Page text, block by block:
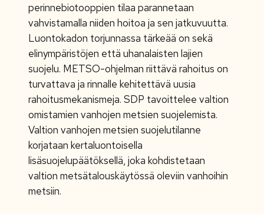
perinnebiotooppien tilaa parannetaan
vahvistamalla niiden hoitoa ja sen jatkuvuutta.
Luontokadon torjunnassa tärkeää on sekä
elinympäristöjen että uhanalaisten lajien
suojelu. METSO-ohjelman riittävä rahoitus on
turvattava ja rinnalle kehitettävä uusia
rahoitusmekanismeja. SDP tavoittelee valtion
omistamien vanhojen metsien suojelemista.
Valtion vanhojen metsien suojelutilanne
korjataan kertaluontoisella
lisäsuojelupäätöksellä, joka kohdistetaan
valtion metsätalouskäytössä oleviin vanhoihin
metsiin.